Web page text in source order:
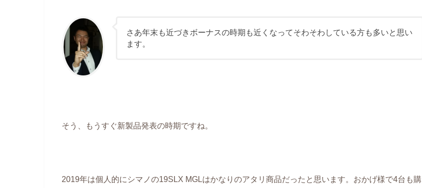
さあ年末も近づきボーナスの時期も近くなってそわそわしている方も多いと思い
ます。
そう、もうすぐ新製品発表の時期ですね。
2019年は個人的にシマノの19SLX MGLはかなりのアタリ商品だったと思います。おかげ様で4台も購